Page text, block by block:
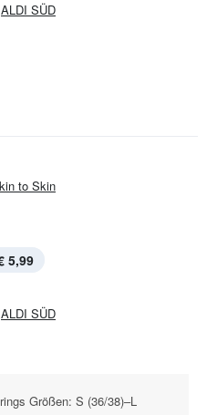
ALDI SÜD
to Skin
5,99
ALDI SÜD
Größen: S (36/38)–L